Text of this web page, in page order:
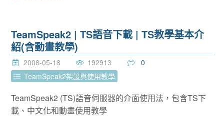
TeamSpeak2 | TS語音下載 | TS教學基本介
紹(含動畫教學)
2008-05-18 192913
0
TeamSpeak2架設與使用教學
TeamSpeak2 (TS)語音伺服器的介面使用法，包含TS下
載、中文化和動畫使用教學